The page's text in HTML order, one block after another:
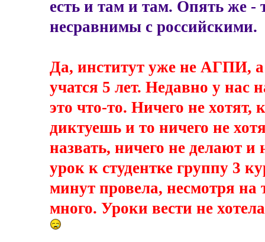
есть и там и там. Опять же -
несравнимы с российскими.
Да, институт уже не АГПИ,
учатся 5 лет. Недавно у нас
это что-то. Ничего не
диктуешь и то ничего не
назвать, ничего не делают
урок к студентке группу 3
минут провела, несмотря на
много. Уроки вести не